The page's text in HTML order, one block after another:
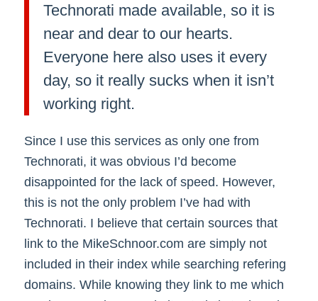
Technorati made available, so it is
near and dear to our hearts.
Everyone here also uses it every
day, so it really sucks when it isn’t
working right.
Since I use this services as only one from
Technorati, it was obvious I’d become
disappointed for the lack of speed. However,
this is not the only problem I’ve had with
Technorati. I believe that certain sources that
link to the MikeSchnoor.com are simply not
included in their index while searching refering
domains. While knowing they link to me which